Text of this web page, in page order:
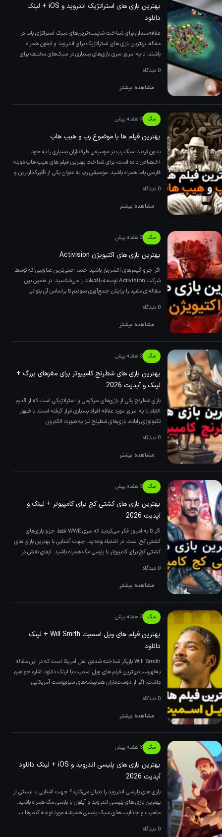
بهترین بازی های استراتژیک اندروید و iOS + لینک
دانلود
علاقه‌مندان برای شناخت شایسته‌ترین‌های سبک استراتژی باما در
مقاله، بهترین بازی های استراتژیک برای اندروید و آیفون همراه
باشند. تا به امروز سری بازی‌های بسیاری در سبک‌های مختلف برای
0 دیدگاه
مشاهده بیشتر
مگ 3 هفته پیش
بهترین فیلم ها با موضوع رپ و هیپ‌ هاپ
بدون تردید سبک رپ در موسیقی طرفداران بسیاری را به خود
اختصاص داده است، برای شناخت بهترین فیلم های هیپ هاپ دوبله
فارسی باما همراه باشید. موسیقی رپ به عنوان یکی از تأثیرگذارترین و
0 دیدگاه
مشاهده بیشتر
مگ 3 هفته پیش
بهترین بازی های اکتیویژن Activision
اگر جزو گیمرهای اکشن‌باز باشید حتما اصلی‌ترین عناوینی که توسط
شرکت Activision توسعه یافته‌اند را می‌شناسید. در همین بین
مقاله‌ای مفید را برایتان جمع‌آوری نمودیم تا براساس آن بتوانی
0 دیدگاه
مشاهده بیشتر
مگ 3 هفته پیش
بهترین بازی های شطرنج کامپیوتر برای مغزهای بزرگ +
لینک و آپدیت 2026
بازی شطرنج یکی از بازی‌های سرگرمی و استراتژیکی است که از قدیم
الایام تا به امروز مورد علاقه افراد بسیاری قرار گرفته است. با ظهور
تکنولوژی رایانه، بازی‌های شطرنج نیز به صورت الکترون
0 دیدگاه
مشاهده بیشتر
مگ 3 هفته پیش
بهترین بازی های کشتی کج برای کامپیوتر + لینک و
آپدیت 2026
اگر تا به امروز فکر می‌کردید که سری WWE فقط جزو بازی‌های
کشتی کج است، در اشتباه بوده‌اید. جهت آشنایی با بهترین بازی های
کشتی کج برای کامپیوتر با پارسی مگ همراه باشید. ایفای نقش در
0 دیدگاه
مشاهده بیشتر
مگ 3 هفته پیش
بهترین فیلم های ویل اسمیت Will Smith + لینک
دانلود
Will Smith بازیگر شناخته شده‌ی اهل آمریکا است که در این مقاله
به‌فهرست بهترین فیلم های ویل اسمیت با لینک دانلود اشاره خواهیم
داشت. اگر از دوست‌داران هنرپیشه‌های سیاه‌پوست آمریکایی
0 دیدگاه
مشاهده بیشتر
مگ 3 هفته پیش
بهترین بازی های پلیسی اندروید و iOS + لینک دانلود
آپدیت 2026
بازی های پلیسی اندروید را دنبال می‌کنید؟ جهت آشنایی با لیستی از
بهترین بازی های پلیسی اندروید و آیفون با پارسی مگ همراه باشید.
ماهیت و جذابیت‌های سبک پلیسی همیشه مورد توجه گیمرها ب
0 دیدگاه